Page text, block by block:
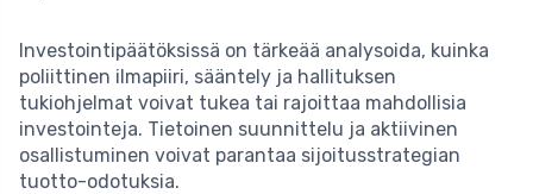
Investointipäätöksissä on tärkeää analysoida, kuinka
poliittinen ilmapiiri, sääntely ja hallituksen
tukiohjelmat voivat tukea tai rajoittaa mahdollisia
investointeja. Tietoinen suunnittelu ja aktiivinen
osallistuminen voivat parantaa sijoitusstrategian
tuotto-odotuksia.